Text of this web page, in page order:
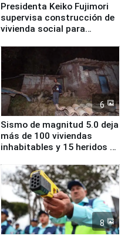
Presidenta Keiko Fujimori
supervisa construcción de
vivienda social para
6
Sismo de magnitud 5.0 deja
más de 100 viviendas
inhabitables y 15 heridos en
8